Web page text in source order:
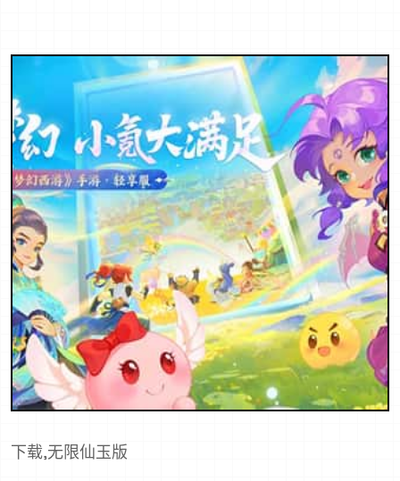
下载,无限仙玉版